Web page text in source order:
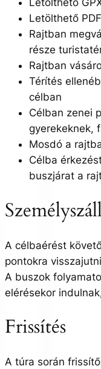
Letölthető
Letölthető
Rajtban
része
Rajtban
Térítés
célban
Célban zenei
gyerekeknek,
Mosdó a
Célba
buszjárat a
A célbaérést
pontokra
A buszok
elérésekor
Frissítés
A túra során